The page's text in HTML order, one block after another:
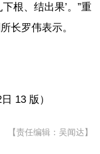
根、结出果’。”重
长罗伟表示。
13 版）
【责任编辑：吴闻达】